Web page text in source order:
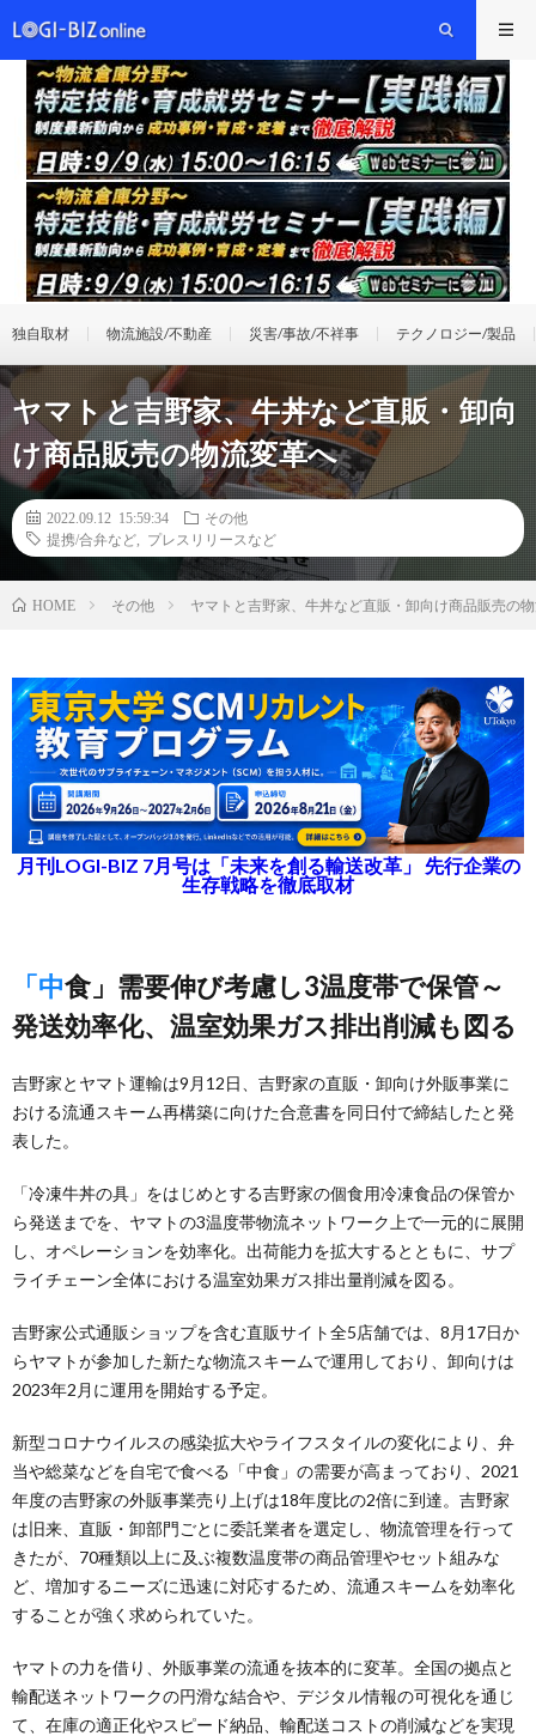
独自取材 物流施設/不動産 災害/事故/不祥事 テクノロジー/製品
ヤマトと吉野家、牛丼など直販・卸向
け商品販売の物流変革へ
2022.09.12 15:59:34
その他
提携/合弁など
プレスリリースなど
HOME その他 ヤマトと吉野家、牛丼など直販・卸向け商品販売の
月刊LOGI-BIZ 7月号は「未来を創る輸送改革」 先行企業の
生存戦略を徹底取材
「中食」需要伸び考慮し3温度帯で保管～
発送効率化、温室効果ガス排出削減も図る
吉野家とヤマト運輸は9月12日、吉野家の直販・卸向け外販事業に
おける流通スキーム再構築に向けた合意書を同日付で締結したと発
表した。
「冷凍牛丼の具」をはじめとする吉野家の個食用冷凍食品の保管か
ら発送までを、ヤマトの3温度帯物流ネットワーク上で一元的に展開
し、オペレーションを効率化。出荷能力を拡大するとともに、サプ
ライチェーン全体における温室効果ガス排出量削減を図る。
吉野家公式通販ショップを含む直販サイト全5店舗では、8月17日か
らヤマトが参加した新たな物流スキームで運用しており、卸向けは
2023年2月に運用を開始する予定。
新型コロナウイルスの感染拡大やライフスタイルの変化により、弁
当や総菜などを自宅で食べる「中食」の需要が高まっており、2021
年度の吉野家の外販事業売り上げは18年度比の2倍に到達。吉野家
は旧来、直販・卸部門ごとに委託業者を選定し、物流管理を行って
きたが、70種類以上に及ぶ複数温度帯の商品管理やセット組みな
ど、増加するニーズに迅速に対応するため、流通スキームを効率化
することが強く求められていた。
ヤマトの力を借り、外販事業の流通を抜本的に変革。全国の拠点と
輸配送ネットワークの円滑な結合や、デジタル情報の可視化を通じ
て、在庫の適正化やスピード納品、輸配送コストの削減などを実現